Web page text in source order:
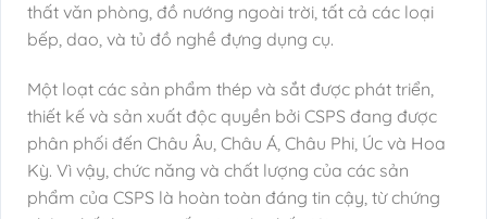
thất văn phòng, đồ nướng ngoài trời, tất cả các loại
bếp, dao, và tủ đồ nghề đựng dụng cụ.
Một loạt các sản phẩm thép và sắt được phát triển,
thiết kế và sản xuất độc quyền bởi CSPS đang được
phân phối đến Châu Âu, Châu Á, Châu Phi, Úc và Hoa
Kỳ. Vì vậy, chức năng và chất lượng của các sản
phẩm của CSPS là hoàn toàn đáng tin cậy, từ chứng